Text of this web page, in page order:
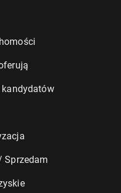
kandydatów
Sprzedam